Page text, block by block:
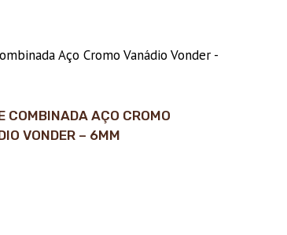
COMBINADA AÇO CROMO
VONDER – 6MM